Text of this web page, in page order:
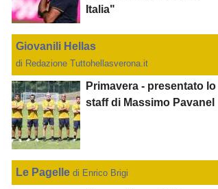
Italia"
Giovanili Hellas
di Redazione Tuttohellasverona.it
Primavera - presentato lo
staff di Massimo Pavanel
Le Pagelle di Enrico Brigi